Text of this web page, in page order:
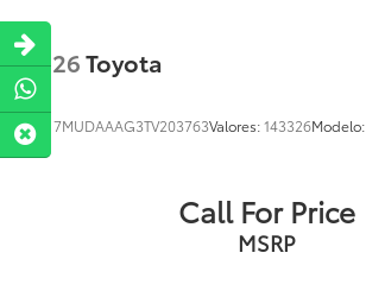
2026Toyota
VIN: 7MUDAAAG3TV203763Valores:143326Modelo:
Call For Price
MSRP